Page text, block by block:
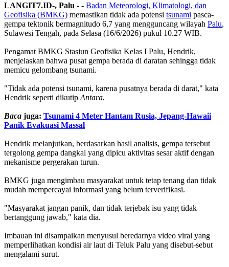
LANGIT7.ID-, Palu - - Badan Meteorologi, Klimatologi, dan
Geofisika (BMKG) memastikan tidak ada potensi tsunami pasca-
gempa tektonik bermagnitudo 6,7 yang mengguncang wilayah Palu,
Sulawesi Tengah, pada Selasa (16/6/2026) pukul 10.27 WIB.
Pengamat BMKG Stasiun Geofisika Kelas I Palu, Hendrik,
menjelaskan bahwa pusat gempa berada di daratan sehingga tidak
memicu gelombang tsunami.
"Tidak ada potensi tsunami, karena pusatnya berada di darat," kata
Hendrik seperti dikutip Antara.
Baca juga: Tsunami 4 Meter Hantam Rusia, Jepang-Hawaii
Panik Evakuasi Massal
Hendrik melanjutkan, berdasarkan hasil analisis, gempa tersebut
tergolong gempa dangkal yang dipicu aktivitas sesar aktif dengan
mekanisme pergerakan turun.
BMKG juga mengimbau masyarakat untuk tetap tenang dan tidak
mudah mempercayai informasi yang belum terverifikasi.
"Masyarakat jangan panik, dan tidak terjebak isu yang tidak
bertanggung jawab," kata dia.
Imbauan ini disampaikan menyusul beredarnya video viral yang
memperlihatkan kondisi air laut di Teluk Palu yang disebut-sebut
mengalami surut.